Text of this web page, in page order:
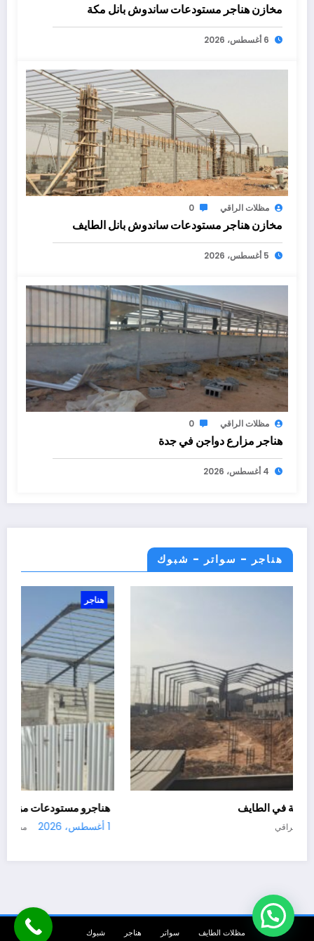
مخازن هناجر مستودعات ساندوش بانل مكة
6 أغسطس، 2026
مظلات الراقي 0
مخازن هناجر مستودعات ساندوش بانل الطايف
5 أغسطس، 2026
مظلات الراقي 0
هناجر مزارع دواجن في جدة
4 أغسطس، 2026
هناجر - سواتر - شبوك
هناجرو مستودعات زراعية في الطايف
30 يوليو، 2026
مظلات الطايف سواتر هناجر شبوك